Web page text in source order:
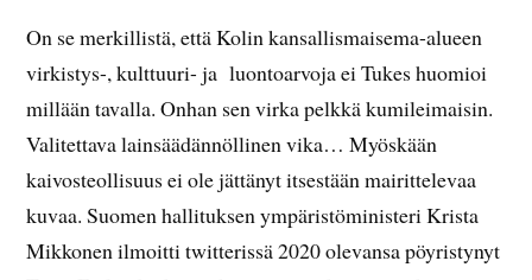
On se merkillistä, että Kolin kansallismaisema-alueen
virkistys-, kulttuuri- ja luontoarvoja ei Tukes huomioi
millään tavalla. Onhan sen virka pelkkä kumileimaisin.
Valitettava lainsäädännöllinen vika… Myöskään
kaivosteollisuus ei ole jättänyt itsestään mairittelevaa
kuvaa. Suomen hallituksen ympäristöministeri Krista
Mikkonen ilmoitti twitterissä 2020 olevansa pöyristynyt